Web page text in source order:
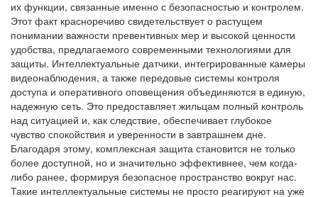
их функции, связанные именно с безопасностью и контролем.
Этот факт красноречиво свидетельствует о растущем
понимании важности превентивных мер и высокой ценности
удобства, предлагаемого современными технологиями для
защиты. Интеллектуальные датчики, интегрированные камеры
видеонаблюдения, а также передовые системы контроля
доступа и оперативного оповещения объединяются в единую,
надежную сеть. Это предоставляет жильцам полный контроль
над ситуацией и, как следствие, обеспечивает глубокое
чувство спокойствия и уверенности в завтрашнем дне.
Благодаря этому, комплексная защита становится не только
более доступной, но и значительно эффективнее, чем когда-
либо ранее, формируя безопасное пространство вокруг нас.
Такие интеллектуальные системы не просто реагируют на уже